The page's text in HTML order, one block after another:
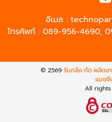
อีเมล :
โทรศัพท์ : 089-956-4690,
© 2569รับกลึง กัด ผลิตง
แมชชี
All